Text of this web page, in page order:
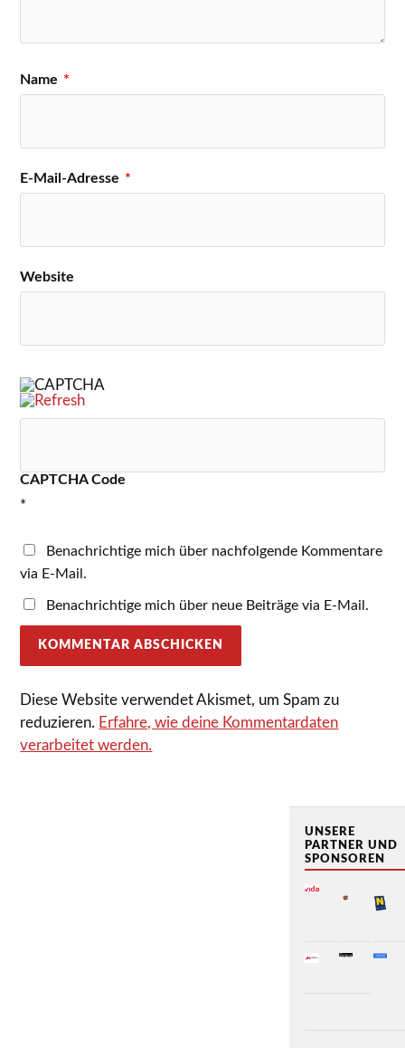
Name *
E-Mail-Adresse *
Website
CAPTCHA Code
*
Benachrichtige mich über nachfolgende Kommentare
via E-Mail.
Benachrichtige mich über neue Beiträge via E-Mail.
Diese Website verwendet Akismet, um Spam zu
reduzieren. Erfahre, wie deine Kommentardaten
verarbeitet werden.
UNSERE
PARTNER UND
SPONSOREN